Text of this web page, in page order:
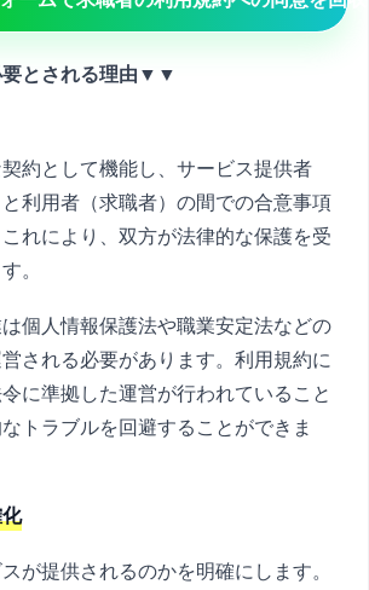
とされる理由▼▼
約として機能し、サービス提供者
と利用者（求職者）の間での合意事項
れにより、双方が法律的な保護を受
。
個人情報保護法や職業安定法などの
される必要があります。利用規約に
に準拠した運営が行われていること
トラブルを回避することができま
が提供されるのかを明確にします。